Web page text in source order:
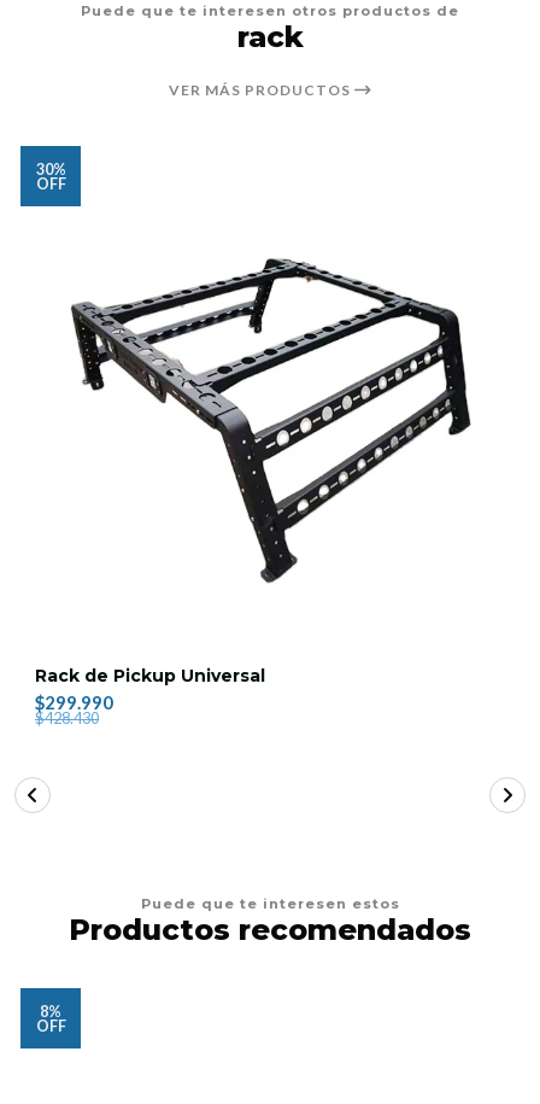
Puede que te interesen otros productos de
rack
VER MÁS PRODUCTOS
30%
OFF
Rack de Pickup Universal
$299.990
$428.430
Puede que te interesen estos
Productos recomendados
8%
OFF